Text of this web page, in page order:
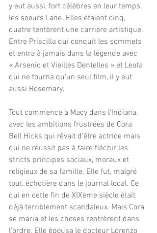
y eut aussi, fort célèbres en leur temps,
les soeurs Lane. Elles étaient cinq,
quatre tentèrent une carrière artistique.
Entre Priscilla qui conquit les sommets
et entra à jamais dans la légende avec
« Arsenic et Vieilles Dentelles » et Leota
qui ne tourna qu’un seul film, il y eut
aussi Rosemary.
Tout commence à Macy dans l’Indiana,
avec les ambitions frustrées de Cora
Bell Hicks qui rêvait d’être actrice mais
qui ne réussit pas à faire fléchir les
stricts principes sociaux, moraux et
religieux de sa famille. Elle fut, malgré
tout, échotière dans le journal local. Ce
qui en cette fin de XIXème siècle était
déjà terriblement scandaleux. Mais Cora
se maria et les choses rentrèrent dans
l’ordre. Elle épousa le docteur Lorenzo